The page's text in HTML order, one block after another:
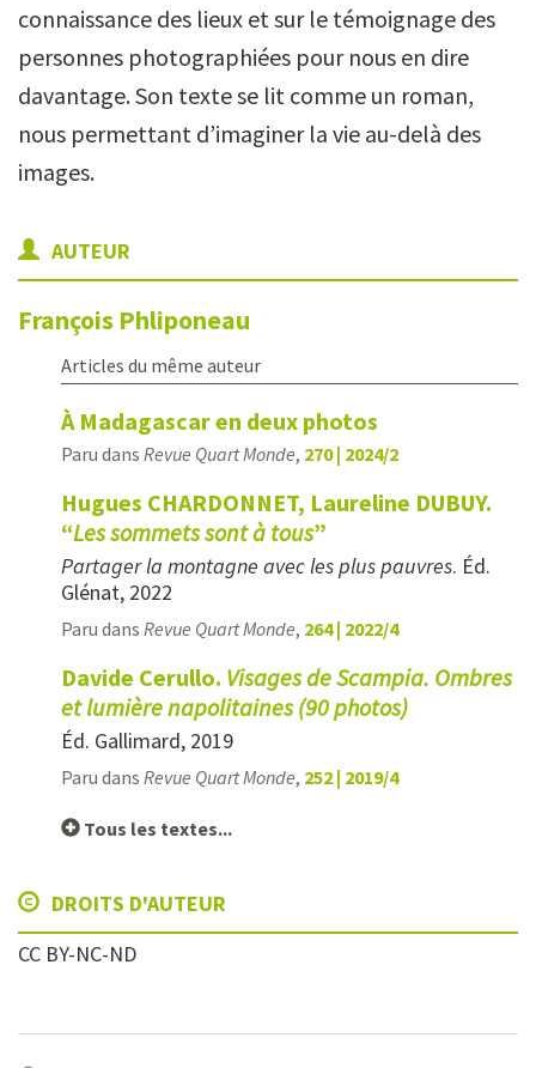
connaissance des lieux et sur le témoignage des
personnes photographiées pour nous en dire
davantage. Son texte se lit comme un roman,
nous permettant d’imaginer la vie au-delà des
images.
AUTEUR
François Phliponeau
Articles du même auteur
À Madagascar en deux photos
Paru dans Revue Quart Monde, 270 | 2024/2
Hugues CHARDONNET, Laureline DUBUY.
“Les sommets sont à tous”
Partager la montagne avec les plus pauvres. Éd.
Glénat, 2022
Paru dans Revue Quart Monde, 264 | 2022/4
Davide Cerullo. Visages de Scampia. Ombres
et lumière napolitaines (90 photos)
Éd. Gallimard, 2019
Paru dans Revue Quart Monde, 252 | 2019/4
Tous les textes...
DROITS D'AUTEUR
CC BY-NC-ND